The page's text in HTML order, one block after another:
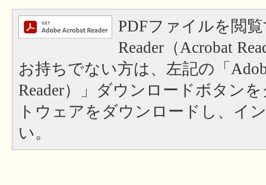
PDFファイルを閲
Reader（Acrobat
お持ちでない方は、左記の「
Reader）」ダウンロードボタン
トウェアをダウンロードし、イ
い。